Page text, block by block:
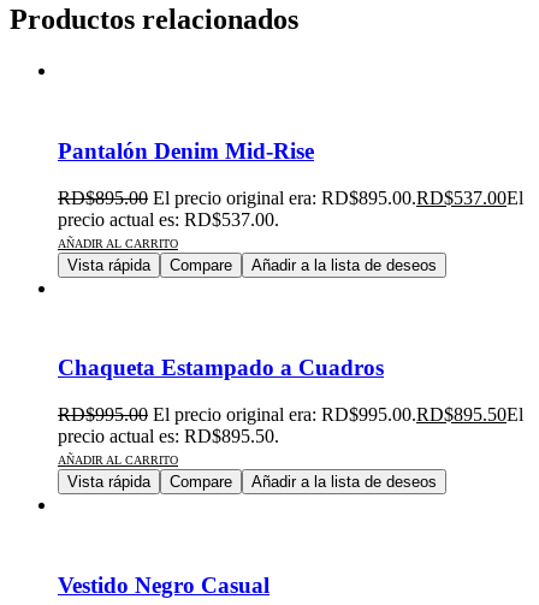
Productos relacionados
Pantalón Denim Mid-Rise
RD$895.00 El precio original era: RD$895.00.RD$537.00El
precio actual es: RD$537.00.
AÑADIR AL CARRITO
Vista rápida Compare Añadir a la lista de deseos
Chaqueta Estampado a Cuadros
RD$995.00 El precio original era: RD$995.00.RD$895.50El
precio actual es: RD$895.50.
AÑADIR AL CARRITO
Vista rápida Compare Añadir a la lista de deseos
Vestido Negro Casual